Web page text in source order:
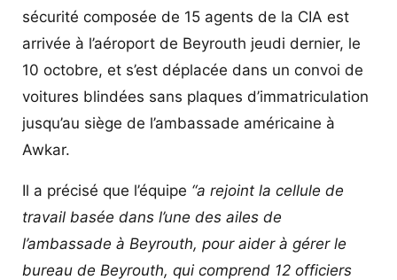
sécurité composée de 15 agents de la CIA est
arrivée à l’aéroport de Beyrouth jeudi dernier, le
10 octobre, et s’est déplacée dans un convoi de
voitures blindées sans plaques d’immatriculation
jusqu’au siège de l’ambassade américaine à
Awkar.
Il a précisé que l’équipe “a rejoint la cellule de
travail basée dans l’une des ailes de
l’ambassade à Beyrouth, pour aider à gérer le
bureau de Beyrouth, qui comprend 12 officiers